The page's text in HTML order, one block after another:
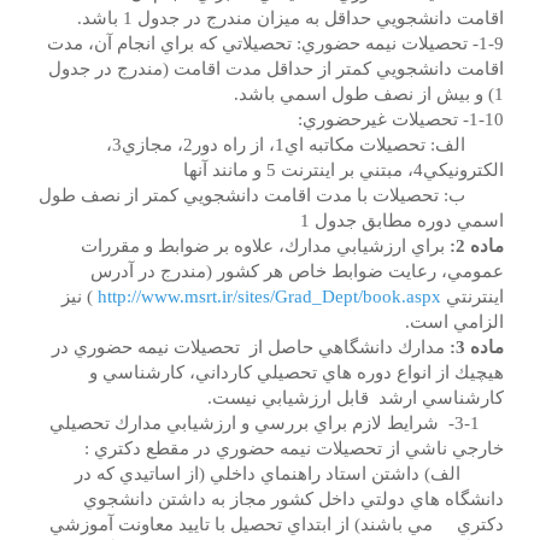
اقامت دانشجويي حداقل به ميزان مندرج در جدول 1 باشد.
1-9- تحصيلات نيمه حضوري: تحصيلاتي که براي انجام آن، مدت
اقامت دانشجويي كمتر از حداقل مدت اقامت (مندرج در جدول
1) و بيش از نصف طول اسمي باشد.
1-10- تحصيلات غيرحضوري:
الف: تحصيلات مکاتبه اي1، از راه دور2، مجازي3،
الکترونيکي4، مبتني بر اينترنت 5 و مانند آنها
ب: تحصيلات با مدت اقامت دانشجويي کمتر از نصف طول
اسمي دوره مطابق جدول 1
ماده 2:
براي ارزشيابي مدارك، علاوه بر ضوابط و مقررات
عمومي، رعايت ضوابط خاص هر كشور (مندرج در آدرس
اينترنتي http://www.msrt.ir/sites/Grad_Dept/book.aspx ) نيز
الزامي است.
ماده 3:
مدارك دانشگاهي حاصل از تحصيلات نيمه حضوري در
هيچيك از انواع دوره هاي تحصيلي كارداني، كارشناسي و
كارشناسي ارشد قابل ارزشيابي نيست.
3-1- شرايط لازم براي بررسي و ارزشيابي مدارك تحصيلي
خارجي ناشي از تحصيلات نيمه حضوري در مقطع دكتري :
الف) داشتن استاد راهنماي داخلي (از اساتيدي كه در
دانشگاه هاي دولتي داخل كشور مجاز به داشتن دانشجوي
دكتري مي باشند) از ابتداي تحصيل با تاييد معاونت آموزشي